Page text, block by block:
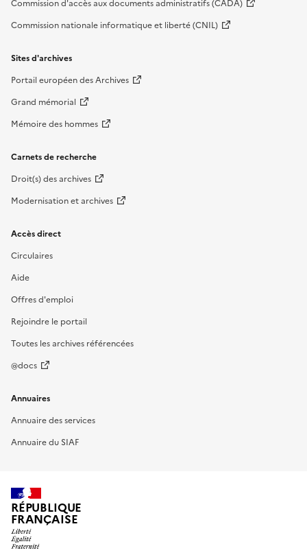
Commission d'accès aux documents administratifs (CADA)
Commission nationale informatique et liberté (CNIL)
Sites d'archives
Portail européen des Archives
Grand mémorial
Mémoire des hommes
Carnets de recherche
Droit(s) des archives
Modernisation et archives
Accès direct
Circulaires
Aide
Offres d'emploi
Rejoindre le portail
Toutes les archives référencées
@docs
Annuaires
Annuaire des services
Annuaire du SIAF
RÉPUBLIQUE
FRANÇAISE